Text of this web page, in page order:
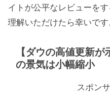
イトが公平なレビューを
理解いただけたら幸いです
【ダウの高値更新
の景気は小幅縮小
スポン